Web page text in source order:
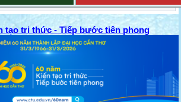
tạo tri thức - Tiếp bước tiên phong